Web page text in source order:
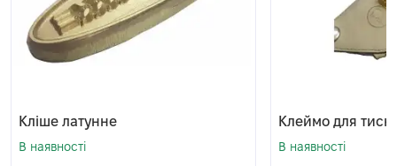
Кліше латунне
В наявності
Клеймо для
В наявності